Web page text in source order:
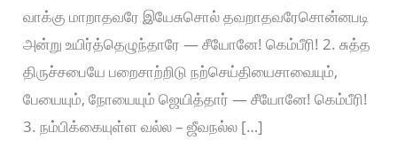
வாக்கு மாறாதவரே இயேசுசொல் தவறாதவரேசொன்னபடி
அன்று உயிர்த்தெழுந்தாரே — சீயோனே! கெம்பீரி! 2. சுத்த
திருச்சபையே பறைசாற்றிடு நற்செய்தியைசாவையும்,
பேயையும், நோயையும் ஜெயித்தார் — சீயோனே! கெம்பீரி!
3. நம்பிக்கையுள்ள வல்ல – ஜீவநல்ல […]